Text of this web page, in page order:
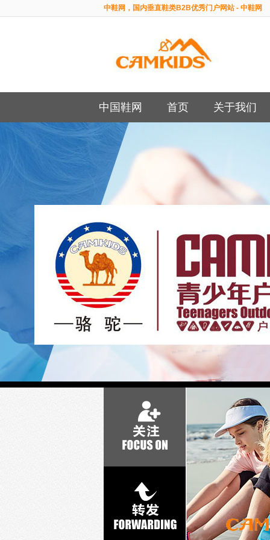
中鞋网，国内垂直鞋类B2B优秀门户网站 - 中鞋网
中国鞋网 首页 关于我们